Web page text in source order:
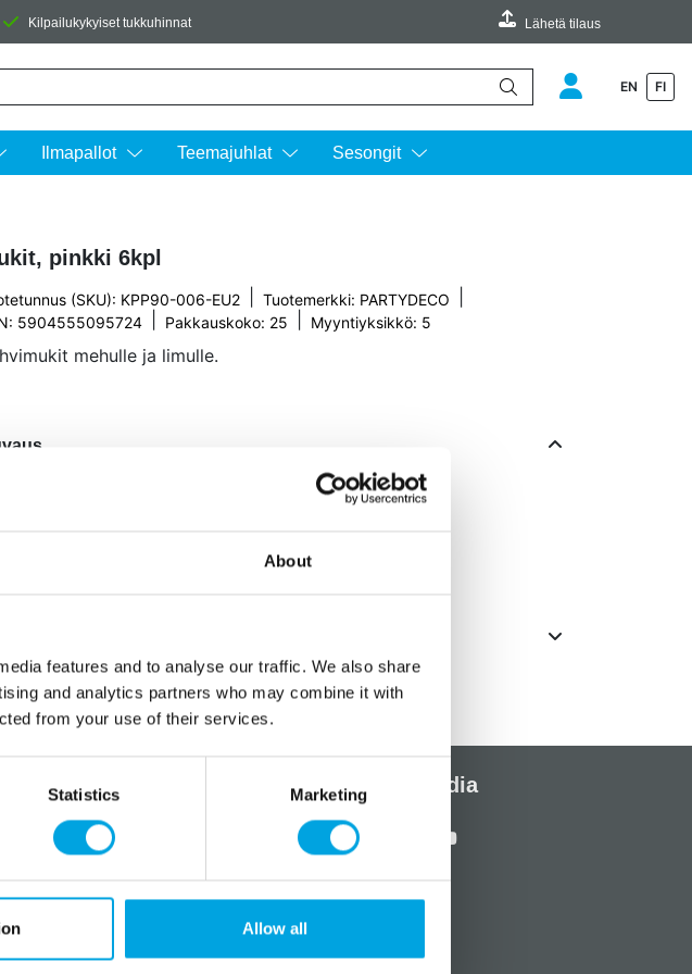
About
features and to analyse our traffic. We also share
and analytics partners who may combine it with
from your use of their services.
Statistics Marketing
Allow all
Kilpailukykyiset tukkuhinnat Lähetä tilaus
EN FI
Ilmapallot Teemajuhlat Sesongit
pinkki 6kpl
(SKU): KPP90-006-EU2 Tuotemerkki: PARTYDECO
5904555095724 Pakkauskoko: 25 Myyntiyksikkö: 5
mehulle ja limulle.
vetoisuus noin 2,2 dl
apua?
45 120 6627
- Perjantai:
Sosiaalinen media